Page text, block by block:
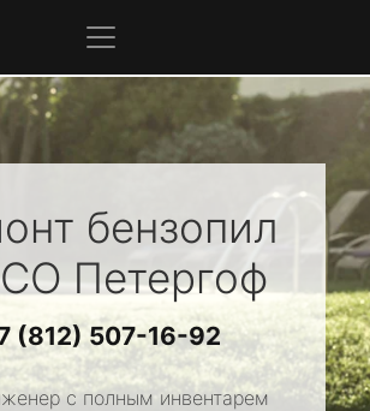
бензопил
Петергоф
(812) 507-16-92
с полным инвентарем